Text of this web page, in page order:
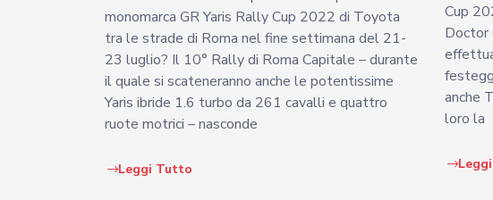
monomarca GR Yaris Rally Cup 2022 di Toyota
tra le strade di Roma nel fine settimana del 21-
23 luglio? Il 10° Rally di Roma Capitale – durante
il quale si scateneranno anche le potentissime
Yaris ibride 1.6 turbo da 261 cavalli e quattro
ruote motrici – nasconde
Leggi Tutto
Cup
Doctor
anche
loro la